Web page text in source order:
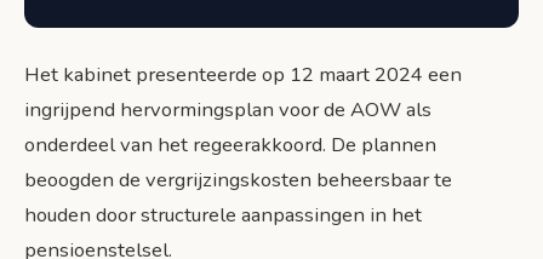
Het kabinet presenteerde op 12 maart 2024 een
ingrijpend hervormingsplan voor de AOW als
onderdeel van het regeerakkoord. De plannen
beoogden de vergrijzingskosten beheersbaar te
houden door structurele aanpassingen in het
pensioenstelsel.